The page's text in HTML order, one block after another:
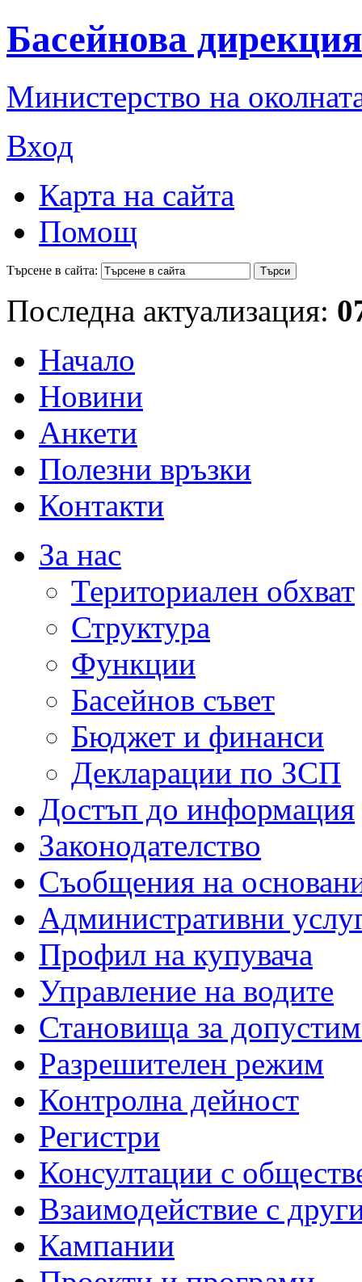
Басейнова
Министерство на
Вход
Карта на сайта
Помощ
Търсене в сайта:
Последна актуализация:
Начало
Новини
Анкети
Полезни връзки
Контакти
За нас
Териториален обхват
Структура
Функции
Басейнов съвет
Бюджет и финанси
Декларации по ЗСП
Достъп до информация
Законодателство
Съобщения на
Административни
Профил на купувача
Управление на водите
Становища за
Разрешителен режим
Контролна дейност
Регистри
Консултации с
Взаимодействие с
Кампании